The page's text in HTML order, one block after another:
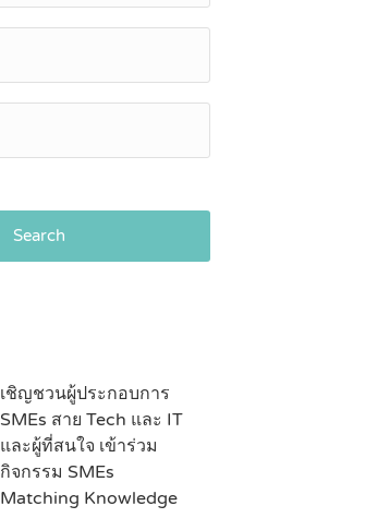
Search
เชิญชวนผู้ประกอบการ
SMEs สาย Tech และ IT
และผู้ที่สนใจ เข้าร่วม
กิจกรรม SMEs
Matching Knowledge